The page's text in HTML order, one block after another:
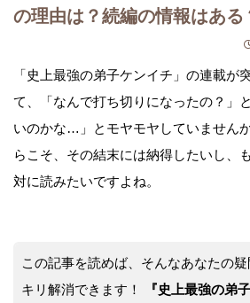
の理由は？続編の情報はある
「史上最強の弟子ケンイチ」の連載が
て、「なんで打ち切りになったの？」
いのかな…」とモヤモヤしていません
らこそ、その結末には納得したいし、
対に読みたいですよね。
この記事を読めば、そんなあなたの疑
キリ解消できます！
『史上最強の弟